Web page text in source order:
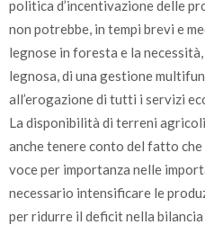
politica d’incentivazione delle
non potrebbe, in tempi brevi e
legnose in foresta e la
legnosa, di una gestione
all’erogazione di tutti i servizi
La disponibilità di terreni
anche tenere conto del fatto
voce per importanza nelle
necessario intensificare le
per ridurre il deficit nella bilancia